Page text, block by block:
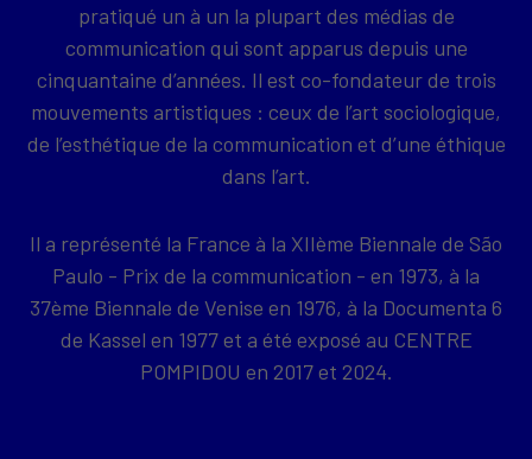
pratiqué un à un la plupart des médias de
communication qui sont apparus depuis une
cinquantaine d’années. Il est co-fondateur de trois
mouvements artistiques : ceux de l’art sociologique,
de l’esthétique de la communication et d’une éthique
dans l’art.
Il a représenté la France à la XIIème Biennale de São
Paulo - Prix de la communication - en 1973, à la
37ème Biennale de Venise en 1976, à la Documenta 6
de Kassel en 1977 et a été exposé au CENTRE
POMPIDOU en 2017 et 2024.